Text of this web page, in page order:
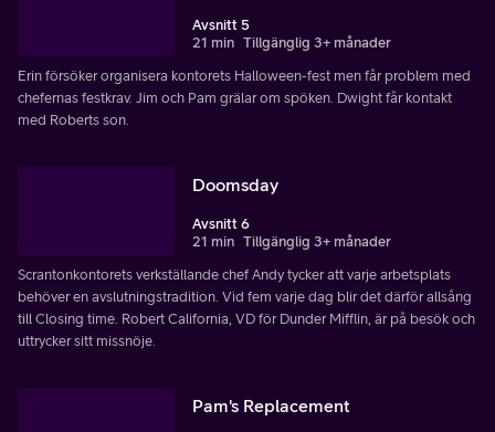
Avsnitt 5
21 min Tillgänglig 3+ månader
Erin försöker organisera kontorets Halloween-fest men får problem med
chefernas festkrav. Jim och Pam grälar om spöken. Dwight får kontakt
med Roberts son.
Doomsday
Avsnitt 6
21 min Tillgänglig 3+ månader
Scrantonkontorets verkställande chef Andy tycker att varje arbetsplats
behöver en avslutningstradition. Vid fem varje dag blir det därför allsång
till Closing time. Robert California, VD för Dunder Mifflin, är på besök och
uttrycker sitt missnöje.
Pam's Replacement